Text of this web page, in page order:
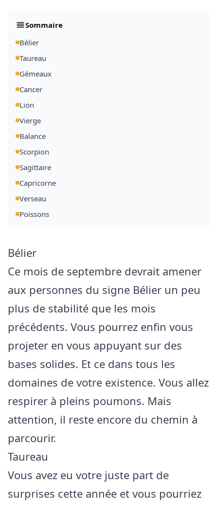
Sommaire
Bélier
Taureau
Gémeaux
Cancer
Lion
Vierge
Balance
Scorpion
Sagittaire
Capricorne
Verseau
Poissons
Bélier
Ce mois de septembre devrait amener
aux personnes du signe Bélier un peu
plus de stabilité que les mois
précédents. Vous pourrez enfin vous
projeter en vous appuyant sur des
bases solides. Et ce dans tous les
domaines de votre existence. Vous allez
respirer à pleins poumons. Mais
attention, il reste encore du chemin à
parcourir.
Taureau
Vous avez eu votre juste part de
surprises cette année et vous pourriez